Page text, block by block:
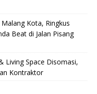
Kota, Ringkus
Beat di Jalan Pisang
Living Space Disomasi,
Kontraktor